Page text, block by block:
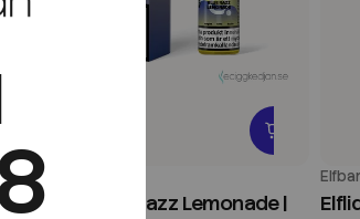
Elfbar
Elfliq | Blue Razz Lemonade |
Elfbar